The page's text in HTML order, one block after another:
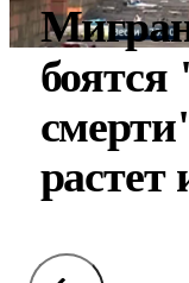
растет